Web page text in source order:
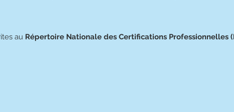
au Répertoire Nationale des Certifications Professionnelles